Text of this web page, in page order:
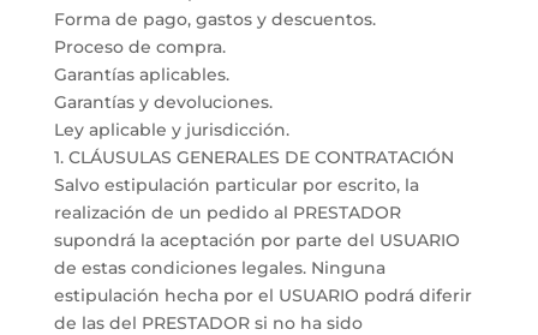
Forma de pago, gastos y descuentos.
Proceso de compra.
Garantías aplicables.
Garantías y devoluciones.
Ley aplicable y jurisdicción.
1. CLÁUSULAS GENERALES DE CONTRATACIÓN
Salvo estipulación particular por escrito, la
realización de un pedido al PRESTADOR
supondrá la aceptación por parte del USUARIO
de estas condiciones legales. Ninguna
estipulación hecha por el USUARIO podrá diferir
de las del PRESTADOR si no ha sido